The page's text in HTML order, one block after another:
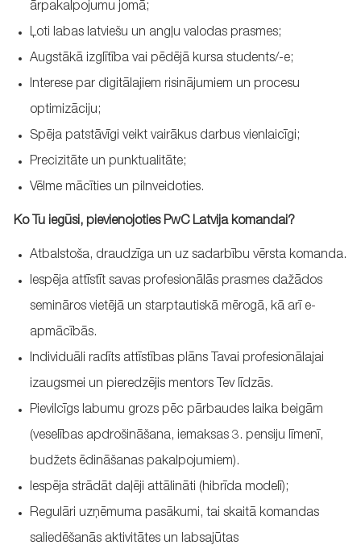
ārpakalpojumu jomā;
Ļoti labas latviešu un angļu valodas prasmes;
Augstākā izglītība vai pēdējā kursa students/-e;
Interese par digitālajiem risinājumiem un procesu
optimizāciju;
Spēja patstāvīgi veikt vairākus darbus vienlaicīgi;
Precizitāte un punktualitāte;
Vēlme mācīties un pilnveidoties.
Ko Tu iegūsi, pievienojoties PwCLatvija komandai?
Atbalstoša, draudzīga un uz sadarbību vērsta komanda.​
Iespēja attīstīt savas profesionālās prasmes dažādos
semināros vietējā un starptautiskā mērogā, kā arī e-
apmācībās.​
Individuāli radīts attīstības plāns Tavai profesionālajai
izaugsmei un pieredzējis mentorsTev līdzās.​
Pievilcīgs labumu grozs pēc pārbaudes laika beigām
(veselības apdrošināšana, iemaksas 3. pensiju līmenī,
budžets ēdināšanas pakalpojumiem).​
Iespēja strādāt daļēji attālināti (hibrīda modelī);​
Regulāri uzņēmuma pasākumi, tai skaitā komandas
saliedēšanās aktivitātes un labsajūtas